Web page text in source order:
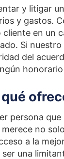
y litigar
y gastos.
cliente en un
Si
del
honorario
persona
no
a la
ser una